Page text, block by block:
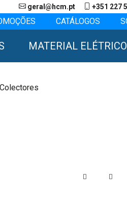
geral@hcm.pt +351 227
CATÁLOGOS
MATERIAL ELÉTRICO